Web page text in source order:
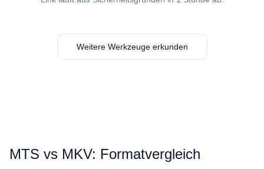
Weitere Werkzeuge erkunden
⁦MTS⁩ vs ⁦MKV⁩: Formatvergleich